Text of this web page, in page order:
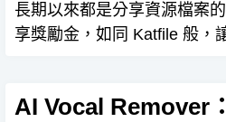
長期以來都是分享資源檔案
享獎勵金，如同 Katfile 般，讓使用者上傳檔案並保
AI Vocal Remover